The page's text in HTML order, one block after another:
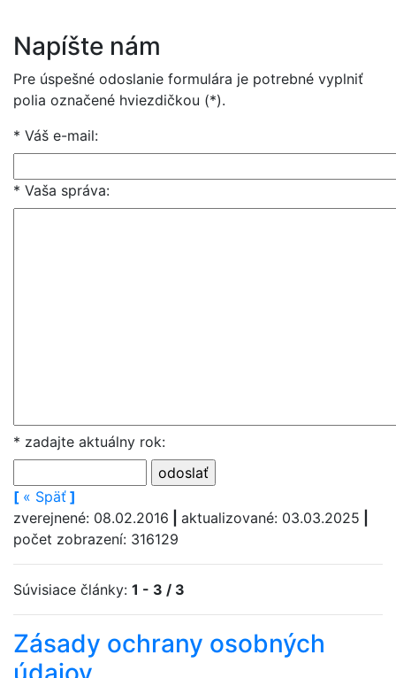
Napíšte nám
Pre úspešné odoslanie formulára je potrebné vyplniť
polia označené hviezdičkou (*).
* Váš e-mail:
* Vaša správa:
* zadajte aktuálny rok:
[ « Späť ]
zverejnené: 08.02.2016
aktualizované: 03.03.2025
počet zobrazení: 316129
Súvisiace články: 1 - 3 / 3
Zásady ochrany osobných